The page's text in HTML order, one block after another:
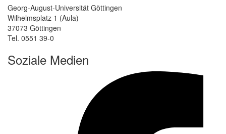
Georg-August-Universität Göttingen
Wilhelmsplatz 1 (Aula)
37073 Göttingen
Tel. 0551 39-0
Soziale Medien